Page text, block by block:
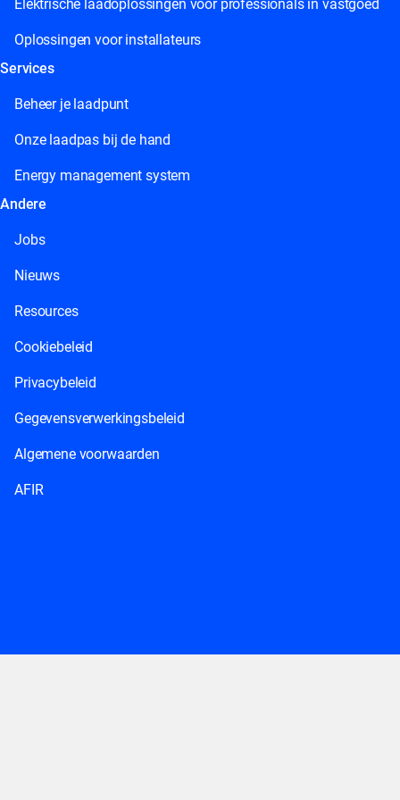
Elektrische laadoplossingen voor professionals in vastgoed
Oplossingen voor installateurs
Services
Beheer je laadpunt
Onze laadpas bij de hand
Energy management system
Andere
Jobs
Nieuws
Resources
Cookiebeleid
Privacybeleid
Gegevensverwerkingsbeleid
Algemene voorwaarden
AFIR